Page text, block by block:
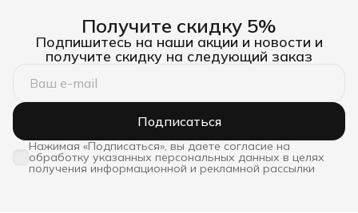
Получите скидку 5%
Подпишитесь на наши акции и новости и
получите скидку на следующий заказ
Подписаться
Нажимая «Подписаться», вы даете согласие на
обработку указанных персональных данных в целях
получения информационной и рекламной рассылки